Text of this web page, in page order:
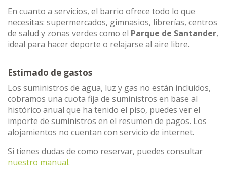
En cuanto a servicios, el barrio ofrece todo lo que
necesitas: supermercados, gimnasios, librerías, centros
de salud y zonas verdes como el Parque de Santander,
ideal para hacer deporte o relajarse al aire libre.
Estimado de gastos
Los suministros de agua, luz y gas no están incluidos,
cobramos una cuota fija de suministros en base al
histórico anual que ha tenido el piso, puedes ver el
importe de suministros en el resumen de pagos. Los
alojamientos no cuentan con servicio de internet.
Si tienes dudas de como reservar, puedes consultar
nuestro manual.